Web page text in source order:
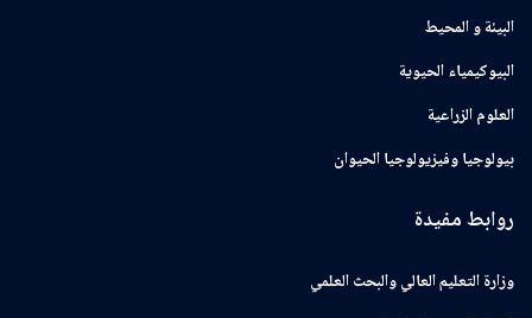
البيئة و المحيط
البيوكيمياء الحيوية
العلوم الزراعية
بيولوجيا وفيزيولوجيا الحيوان
روابط مفيدة
وزارة التعليم العالي والبحث العلمي